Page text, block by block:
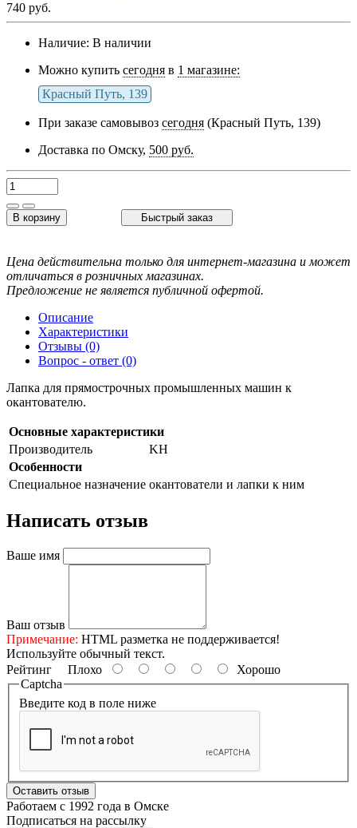
740 руб.
Наличие: В наличии
Можно купить сегодня в 1 магазине:
Красный Путь, 139
При заказе самовывоз сегодня (Красный Путь, 139)
Доставка по Омску, 500 руб.
В корзину Быстрый заказ
Цена действительна только для интернет-магазина и может
отличаться в розничных магазинах.
Предложение не является публичной офертой.
Описание
Характеристики
Отзывы (0)
Вопрос - ответ (0)
Лапка для прямострочных промышленных машин к
окантователю.
Основные характеристики
Производитель
KH
Особенности
Специальное назначение окантователи и лапки к ним
Написать отзыв
Ваше имя
Ваш отзыв
Примечание: HTML разметка не поддерживается!
Используйте обычный текст.
Рейтинг Плохо
Хорошо
Captcha
Введите код в поле ниже
Оставить отзыв
Работаем с 1992 года в Омске
Подписаться на рассылку